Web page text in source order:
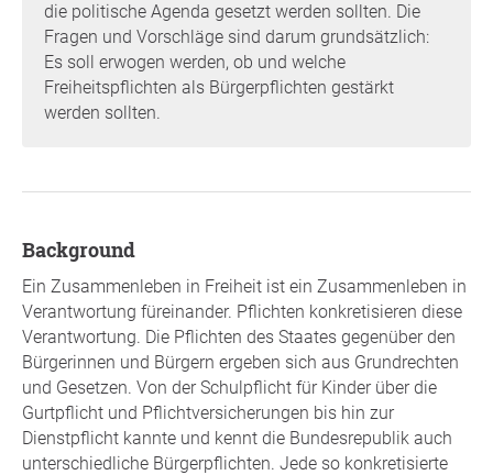
die politische Agenda gesetzt werden sollten. Die
Fragen und Vorschläge sind darum grundsätzlich:
Es soll erwogen werden, ob und welche
Freiheitspflichten als Bürgerpflichten gestärkt
werden sollten.
background
Ein Zusammenleben in Freiheit ist ein Zusammenleben in
Verantwortung füreinander. Pflichten konkretisieren diese
Verantwortung. Die Pflichten des Staates gegenüber den
Bürgerinnen und Bürgern ergeben sich aus Grundrechten
und Gesetzen. Von der Schulpflicht für Kinder über die
Gurtpflicht und Pflichtversicherungen bis hin zur
Dienstpflicht kannte und kennt die Bundesrepublik auch
unterschiedliche Bürgerpflichten. Jede so konkretisierte